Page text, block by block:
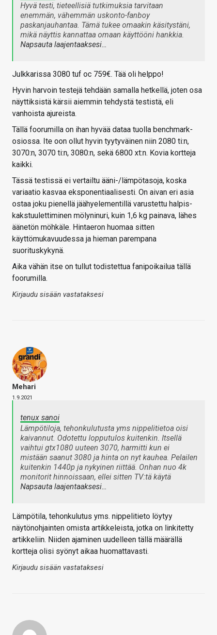
Hyvä testi, tieteellisiä tutkimuksia tarvitaan
enemmän, vähemmän uskonto-fanboy
paskanjauhantaa. Tämä tukee omaakin käsitystäni,
mikä näyttis kannattaa omaan käyttööni hankkia.
Napsauta laajentaaksesi…
Julkkarissa 3080 tuf oc 759€. Tää oli helppo!
Hyvin harvoin testejä tehdään samalla hetkellä, joten osa
näyttiksistä kärsii aiemmin tehdystä testistä, eli
vanhoista ajureista.
Tällä foorumilla on ihan hyvää dataa tuolla benchmark-
osiossa. Ite oon ollut hyvin tyytyväinen niin 2080 ti:n,
3070:n, 3070 ti:n, 3080:n, sekä 6800 xt:n. Kovia kortteja
kaikki.
Tässä testissä ei vertailtu ääni-/lämpötasoja, koska
variaatio kasvaa eksponentiaalisesti. On aivan eri asia
ostaa joku pienellä jäähyelementillä varustettu halpis-
kakstuulettiminen mölyninuri, kuin 1,6 kg painava, lähes
äänetön möhkäle. Hintaeron huomaa sitten
käyttömukavuudessa ja hieman parempana
suorituskykynä.
Aika vähän itse on tullut todistettua fanipoikailua tällä
foorumilla.
Kirjaudu sisään vastataksesi
Mehari
1.9.2021
tenux sanoi
Lämpötiloja, tehonkulutusta yms nippelitietoa oisi
kaivannut. Odotettu lopputulos kuitenkin. Itsellä
vaihtui gtx1080 uuteen 3070, harmitti kun ei
mistään saanut 3080 ja hinta on nyt kauhea. Pelailen
kuitenkin 1440p ja nykyinen riittää. Onhan nuo 4k
monitorit hinnoissaan, ellei sitten TV:tä käytä
Napsauta laajentaaksesi…
Lämpötila, tehonkulutus yms. nippelitieto löytyy
näytönohjainten omista artikkeleista, jotka on linkitetty
artikkeliin. Niiden ajaminen uudelleen tällä määrällä
kortteja olisi syönyt aikaa huomattavasti.
Kirjaudu sisään vastataksesi